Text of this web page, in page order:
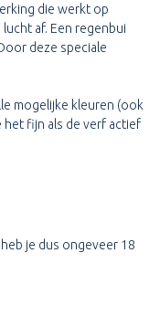
die werkt op
af. Een regenbui
deze speciale
mogelijke kleuren (ook
het fijn als de verf actief
je dus ongeveer 18